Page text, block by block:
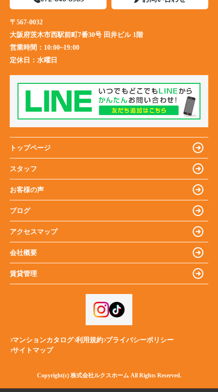
〒567-0032
大阪府茨木市西駅前町7番30号 田井ビル 1階
営業時間： 10:00~19:00
定休日： 水曜日
トップページ
スタッフ
お客様の声
ブログ
アクセスマップ
会社概要
賃貸管理
マンションカタログ 利用規約 プライバシーポリシー
サイトマップ
Copyright(c) 株式会社ルクスホーム All Rights Reserved.